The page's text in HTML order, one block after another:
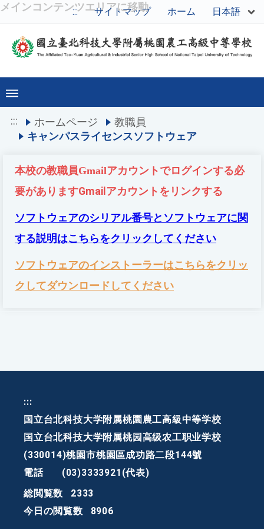
メインコンテンツエリアに移動
::: サイトマップ ホーム 日本語
::: ホームページ
教職員
キャンパスライセンスソフトウェア
本校の教職員Gmailアカウントでログインする必
要がありますGmail アカウントをリンクする
ソフトウェアのシリアル番号とソフトウェアに関
する説明はこちらをクリックしてください
ソフトウェアのインストーラーはこちらをクリッ
クしてダウンロードしてください
:::
国立台北科技大学附属桃園農工高級中等学校
国立台北科技大学附属桃园高级农工职业学校
(330014)桃園市桃園區成功路二段144號
電話
(03)3333921(代表)
総閲覧数
2333
今日の閲覧数
8906